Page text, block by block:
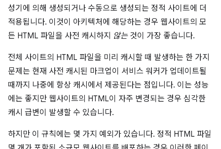
성기에 의해 생성되거나 수동으로 생성되는 정적 사이트에 더
적용됩니다. 이것이 아키텍처에 해당하는 경우 웹사이트의 모
든 HTML 파일을 사전 캐시하지 않는것이 가장 좋습니다.
전체 사이트의 HTML 파일을 미리 캐시할 때 발생하는 한 가지
문제는 현재 사전 캐시된 마크업이 서비스 워커가 업데이트될
때까지 나중에 항상 캐시에서 제공된다는 점입니다. 이는 성능
에는 좋지만 웹사이트의 HTML이 자주 변경되는 경우 심각한
캐시 급변이 발생할 수 있습니다.
하지만 이 규칙에는 몇 가지 예외가 있습니다. 정적 HTML 파일